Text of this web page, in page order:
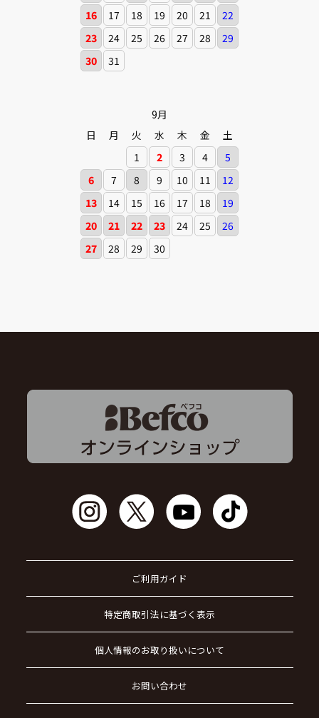
16
17 18 19 20 21
22
23
24 25 26 27 28
29
30
31
9月
日
月 火 水 木 金
土
1
2 3 4
5
6
7 8 9 10 11
12
13
14 15 16 17 18
19
20
21 22 23 24 25
26
27
28 29 30
ご利用ガイド
特定商取引法に基づく表示
個人情報のお取り扱いについて
お問い合わせ